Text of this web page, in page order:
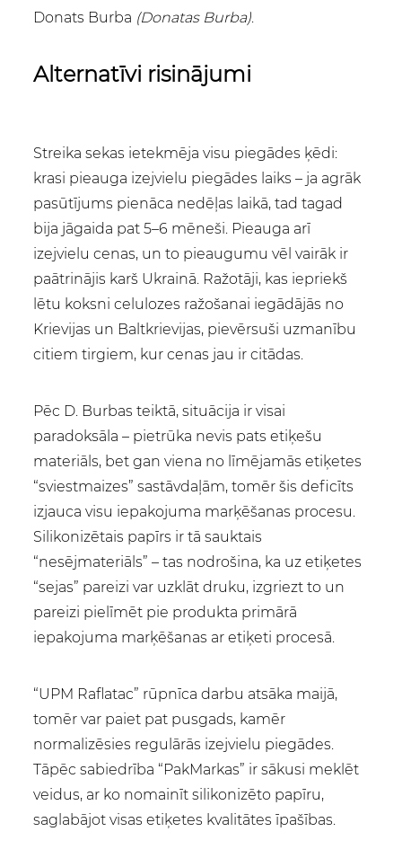
Donats Burba (Donatas Burba).
Alternatīvi risinājumi
Streika sekas ietekmēja visu piegādes ķēdi:
krasi pieauga izejvielu piegādes laiks – ja agrāk
pasūtījums pienāca nedēļas laikā, tad tagad
bija jāgaida pat 5–6 mēneši. Pieauga arī
izejvielu cenas, un to pieaugumu vēl vairāk ir
paātrinājis karš Ukrainā. Ražotāji, kas iepriekš
lētu koksni celulozes ražošanai iegādājās no
Krievijas un Baltkrievijas, pievērsuši uzmanību
citiem tirgiem, kur cenas jau ir citādas.
Pēc D. Burbas teiktā, situācija ir visai
paradoksāla – pietrūka nevis pats etiķešu
materiāls, bet gan viena no līmējamās etiķetes
“sviestmaizes” sastāvdaļām, tomēr šis deficīts
izjauca visu iepakojuma marķēšanas procesu.
Silikonizētais papīrs ir tā sauktais
“nesējmateriāls” – tas nodrošina, ka uz etiķetes
“sejas” pareizi var uzklāt druku, izgriezt to un
pareizi pielīmēt pie produkta primārā
iepakojuma marķēšanas ar etiķeti procesā.
“UPM Raflatac” rūpnīca darbu atsāka maijā,
tomēr var paiet pat pusgads, kamēr
normalizēsies regulārās izejvielu piegādes.
Tāpēc sabiedrība “PakMarkas” ir sākusi meklēt
veidus, ar ko nomainīt silikonizēto papīru,
saglabājot visas etiķetes kvalitātes īpašības.